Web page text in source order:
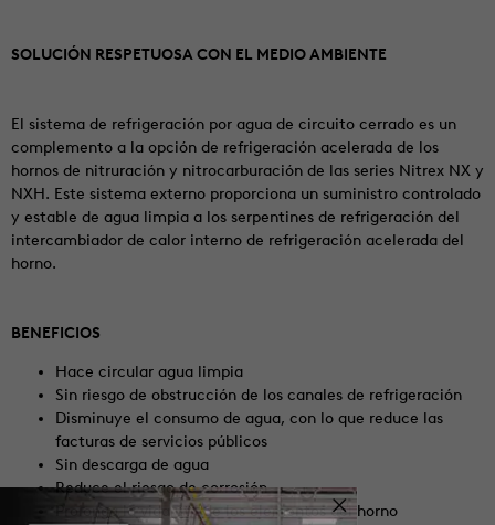
SOLUCIÓN RESPETUOSA CON EL MEDIO AMBIENTE
El sistema de refrigeración por agua de circuito cerrado es un
complemento a la opción de refrigeración acelerada de los
hornos de nitruración y nitrocarburación de las series Nitrex NX y
NXH. Este sistema externo proporciona un suministro controlado
y estable de agua limpia a los serpentines de refrigeración del
intercambiador de calor interno de refrigeración acelerada del
horno.
BENEFICIOS
Hace circular agua limpia
Sin riesgo de obstrucción de los canales de refrigeración
Disminuye el consumo de agua, con lo que reduce las
facturas de servicios públicos
Sin descarga de agua
Reduce el riesgo de corrosión
Prolonga la vida útil de los elementos del horno